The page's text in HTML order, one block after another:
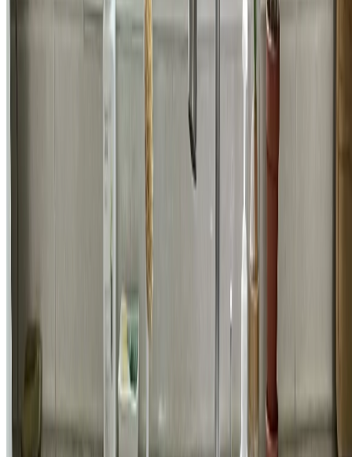
강남구 도곡동 타워팰리스 LED 직부 센서등 교체 시공 비용